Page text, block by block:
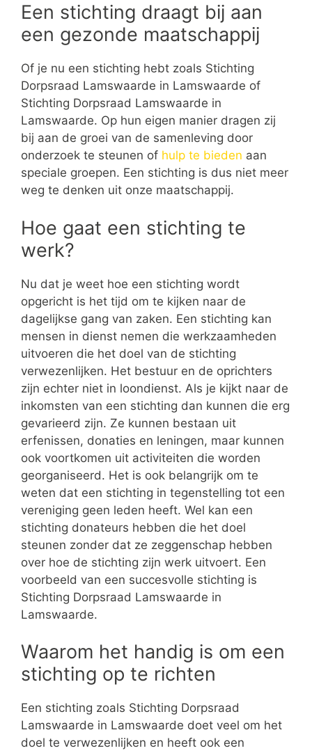
Een stichting draagt bij aan
een gezonde maatschappij
Of je nu een stichting hebt zoals Stichting
Dorpsraad Lamswaarde in Lamswaarde of
Stichting Dorpsraad Lamswaarde in
Lamswaarde. Op hun eigen manier dragen zij
bij aan de groei van de samenleving door
onderzoek te steunen of hulp te bieden aan
speciale groepen. Een stichting is dus niet meer
weg te denken uit onze maatschappij.
Hoe gaat een stichting te
werk?
Nu dat je weet hoe een stichting wordt
opgericht is het tijd om te kijken naar de
dagelijkse gang van zaken. Een stichting kan
mensen in dienst nemen die werkzaamheden
uitvoeren die het doel van de stichting
verwezenlijken. Het bestuur en de oprichters
zijn echter niet in loondienst. Als je kijkt naar de
inkomsten van een stichting dan kunnen die erg
gevarieerd zijn. Ze kunnen bestaan uit
erfenissen, donaties en leningen, maar kunnen
ook voortkomen uit activiteiten die worden
georganiseerd. Het is ook belangrijk om te
weten dat een stichting in tegenstelling tot een
vereniging geen leden heeft. Wel kan een
stichting donateurs hebben die het doel
steunen zonder dat ze zeggenschap hebben
over hoe de stichting zijn werk uitvoert. Een
voorbeeld van een succesvolle stichting is
Stichting Dorpsraad Lamswaarde in
Lamswaarde.
Waarom het handig is om een
stichting op te richten
Een stichting zoals Stichting Dorpsraad
Lamswaarde in Lamswaarde doet veel om het
doel te verwezenlijken en heeft ook een